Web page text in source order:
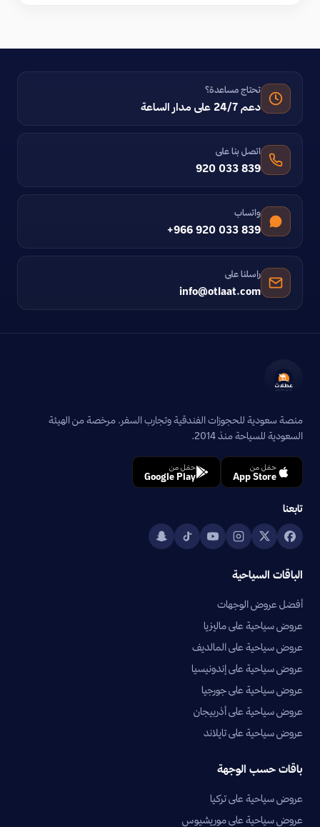
تحتاج مساعدة؟
دعم 24/7 على مدار الساعة
اتصل بنا على
920 033 839
واتساب
+966 920 033 839
راسلنا على
info@otlaat.com
منصة سعودية للحجوزات الفندقية وتجارب السفر. مرخصة من الهيئة
السعودية للسياحة منذ 2014.
حمّل من
App Store
حمّل من
Google Play
تابعنا
الباقات السياحية
أفضل عروض الوجهات
عروض سياحية على ماليزيا
عروض سياحية على المالديف
عروض سياحية على إندونيسيا
عروض سياحية على جورجيا
عروض سياحية على أذربيجان
عروض سياحية على تايلاند
باقات حسب الوجهة
عروض سياحية على تركيا
عروض سياحية على موريشيوس